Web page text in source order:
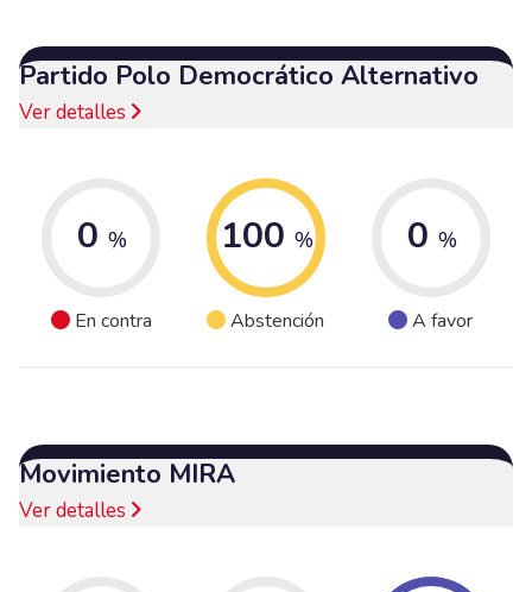
Partido Polo Democrático Alternativo
Ver detalles
0 %
En contra
100 %
Abstención
0 %
A favor
Movimiento MIRA
Ver detalles